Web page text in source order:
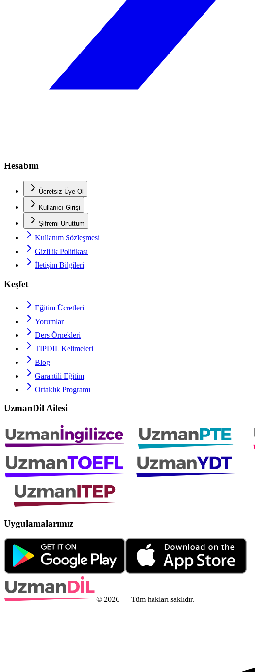
Hesabım
Ücretsiz Üye Ol
Kullanıcı Girişi
Şifremi Unuttum
Kullanım Sözleşmesi
Gizlilik Politikası
İletişim Bilgileri
Keşfet
Eğitim Ücretleri
Yorumlar
Ders Örnekleri
TIPDİL Kelimeleri
Blog
Garantili Eğitim
Ortaklık Programı
UzmanDil Ailesi
Uygulamalarımız
© 2026 — Tüm hakları saklıdır.